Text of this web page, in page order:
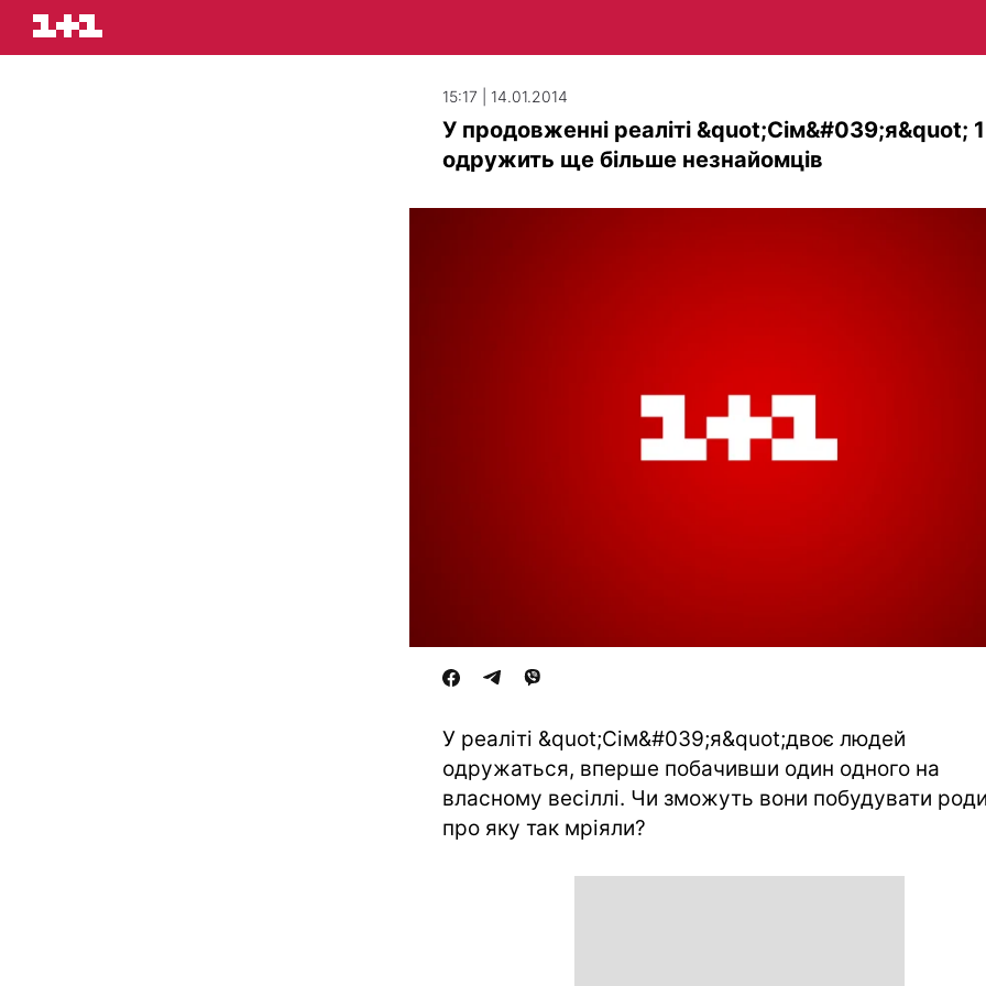
15:17 | 14.01.2014
У продовженні реаліті &quot;Сім&#039;я&quot;
одружить ще більше незнайомців
У реаліті &quot;Сім&#039;я&quot;двоє людей
одружаться, вперше побачивши один одного на
власному весіллі. Чи зможуть вони побудувати
про яку так мріяли?